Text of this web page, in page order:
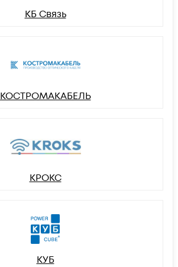
КБ Связь
КОСТРОМАКАБЕЛЬ
КРОКС
КУБ